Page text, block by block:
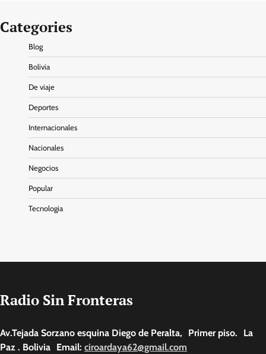
Categories
Blog
Bolivia
De viaje
Deportes
Internacionales
Nacionales
Negocios
Popular
Tecnologia
Radio Sin Fronteras
Av.Tejada Sorzano esquina Diego de Peralta, Primer piso. La
Paz . Bolivia Email: ciroardaya62@gmail.com